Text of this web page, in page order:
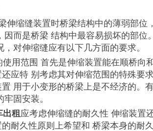
伸缩缝装置时桥梁结构中的薄弱部
因而是桥梁 结构中最容易损坏的部
对伸缩缝应有以下几方面的要求。
用范围 首先是伸缩装置能在顺桥向
应特 别考虑其对伸缩范围的特殊要
用于小变形的桥梁上是不经济的。
牢固安装。
出租应考虑伸缩缝的耐久性 伸缩装置
耐久性原则上希望和 桥梁本身的耐